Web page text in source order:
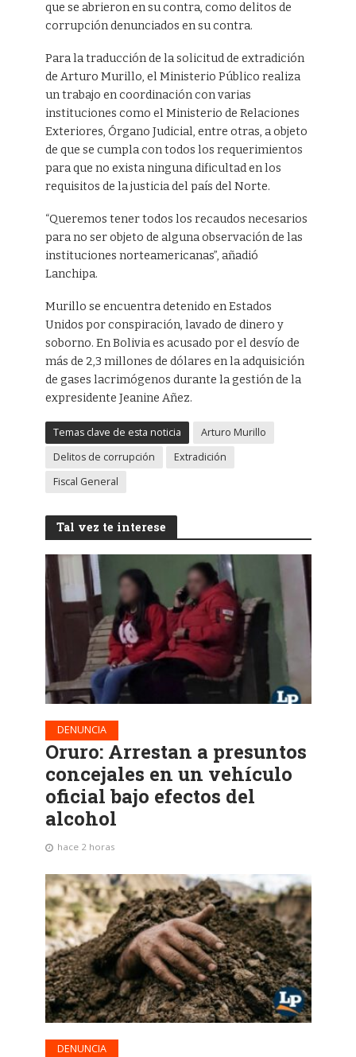
que se abrieron en su contra, como delitos de
corrupción denunciados en su contra.
Para la traducción de la solicitud de extradición
de Arturo Murillo, el Ministerio Público realiza
un trabajo en coordinación con varias
instituciones como el Ministerio de Relaciones
Exteriores, Órgano Judicial, entre otras, a objeto
de que se cumpla con todos los requerimientos
para que no exista ninguna dificultad en los
requisitos de la justicia del país del Norte.
“Queremos tener todos los recaudos necesarios
para no ser objeto de alguna observación de las
instituciones norteamericanas”, añadió
Lanchipa.
Murillo se encuentra detenido en Estados
Unidos por conspiración, lavado de dinero y
soborno. En Bolivia es acusado por el desvío de
más de 2,3 millones de dólares en la adquisición
de gases lacrimógenos durante la gestión de la
expresidente Jeanine Añez.
Temas clave de esta noticia
Arturo Murillo
Delitos de corrupción
Extradición
Fiscal General
Tal vez te interese
DENUNCIA
Oruro: Arrestan a presuntos
concejales en un vehículo
oficial bajo efectos del
alcohol
hace 2 horas
DENUNCIA